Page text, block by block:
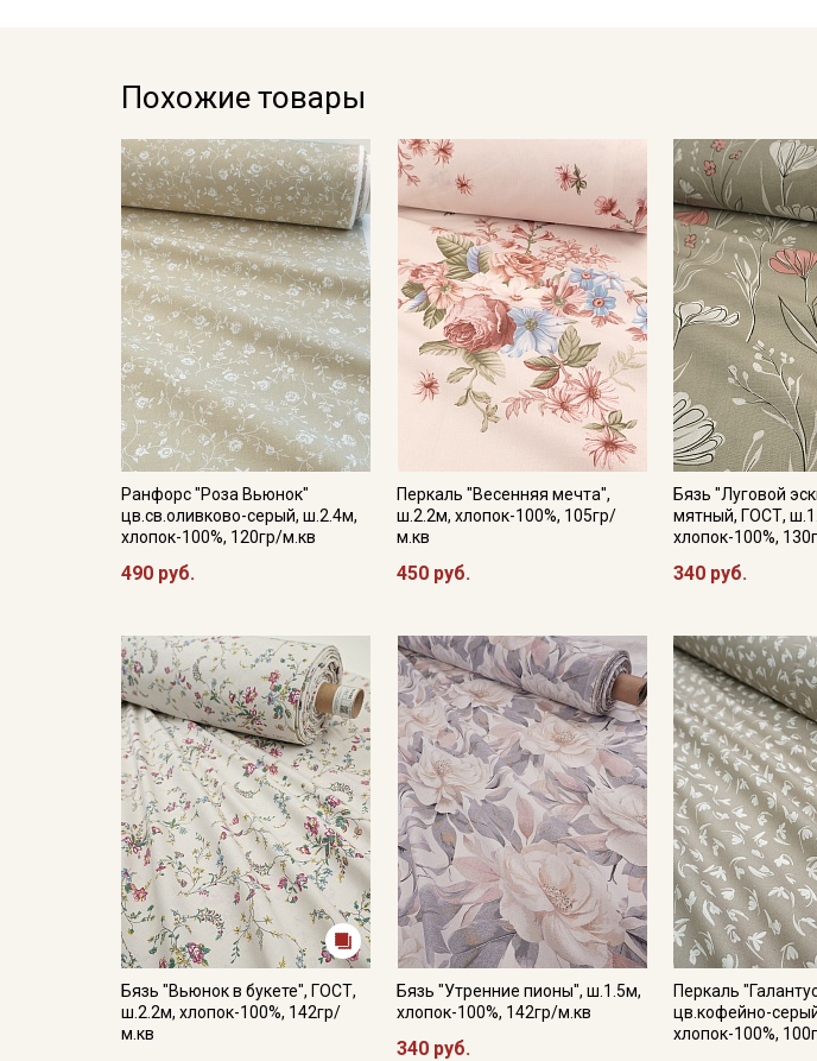
Похожие товары
Ранфорс "Роза Вьюнок"
цв.св.оливково-серый, ш.2.4м,
хлопок-100%, 120гр/м.кв
490 руб.
Перкаль "Весенняя мечта",
ш.2.2м, хлопок-100%, 105гр/
м.кв
450 руб.
Бязь "Луговой
мятный, ГОСТ,
хлопок-100%,
340 руб.
Бязь "Вьюнок в букете", ГОСТ,
ш.2.2м, хлопок-100%, 142гр/
м.кв
Бязь "Утренние пионы", ш.1.5м,
хлопок-100%, 142гр/м.кв
340 руб.
Перкаль
цв.кофейно-
хлопок-100%,
Секретная
промокоды и
Электронная почта
Ознакомлен(а) сПолитикой
данных
и даюСогласие на
данных
Даю
Согласие на получение
информационных рассылок